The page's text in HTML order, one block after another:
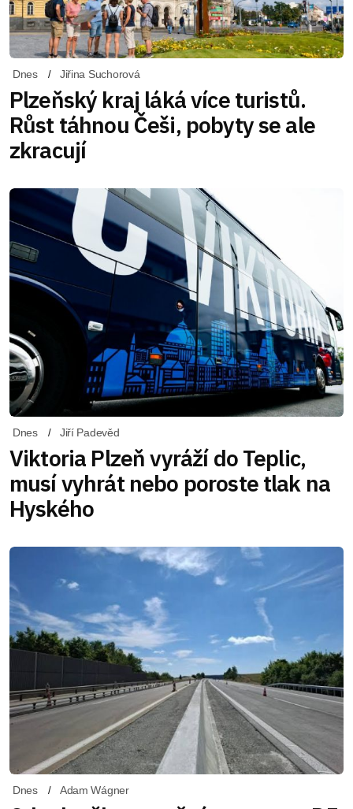
Dnes Jiřina Suchorová
Plzeňský kraj láká více turistů.
Růst táhnou Češi, pobyty se ale
zkracují
Dnes Jiří Padevěd
Viktoria Plzeň vyráží do Teplic,
musí vyhrát nebo poroste tlak na
Hyského
Dnes Adam Wágner